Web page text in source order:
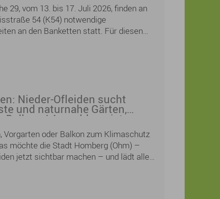
Lieblingsgedichte finden und eigene
für Kinder und Jugendliche wird
Workshops und Lesungen geboten.
29, vom 13. bis 17. Juli 2026, finden an
54 (K54) notwendige
an den Banketten statt. Für diesen
voll gesperrt werden.
Nieder-Ofleiden sucht
und naturnahe Gärten,
Balkone! Anmeldung ist
Vorgarten oder Balkon zum Klimaschutz
möchte die Stadt Homberg (Ohm) –
jetzt sichtbar machen – und lädt alle
herzlich zur Teilnahme am
und naturnahe Gärten“
Ofleiden ein.